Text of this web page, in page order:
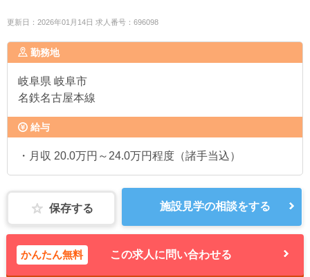
更新日：2026年01月14日 求人番号：696098
勤務地
岐阜県 岐阜市
名鉄名古屋本線
給与
・月収 20.0万円～24.0万円程度（諸手当込）
保存する 施設見学の相談をする
かんたん無料 この求人に問い合わせる